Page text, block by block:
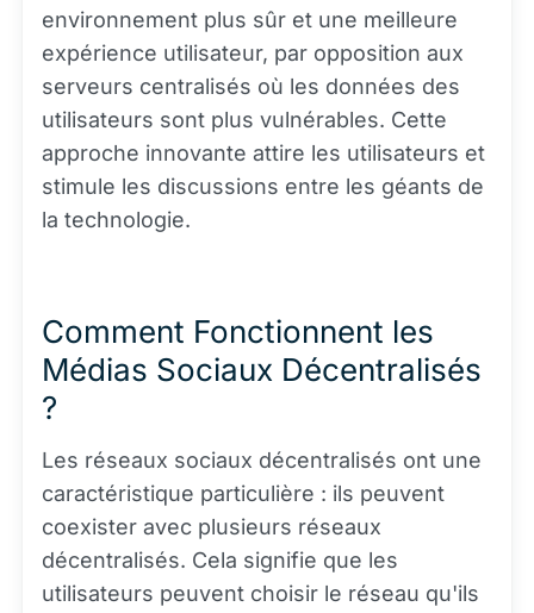
environnement plus sûr et une meilleure
expérience utilisateur, par opposition aux
serveurs centralisés où les données des
utilisateurs sont plus vulnérables. Cette
approche innovante attire les utilisateurs et
stimule les discussions entre les géants de
la technologie.
Comment Fonctionnent les
Médias Sociaux Décentralisés
?
Les réseaux sociaux décentralisés ont une
caractéristique particulière : ils peuvent
coexister avec plusieurs réseaux
décentralisés. Cela signifie que les
utilisateurs peuvent choisir le réseau qu'ils